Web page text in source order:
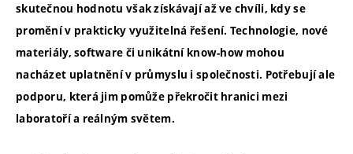
skutečnou hodnotu však získávají až ve chvíli, kdy se
promění v prakticky využitelná řešení. Technologie, nové
materiály, software či unikátní know-how mohou
nacházet uplatnění v průmyslu i společnosti. Potřebují ale
podporu, která jim pomůže překročit hranici mezi
laboratoří a reálným světem.